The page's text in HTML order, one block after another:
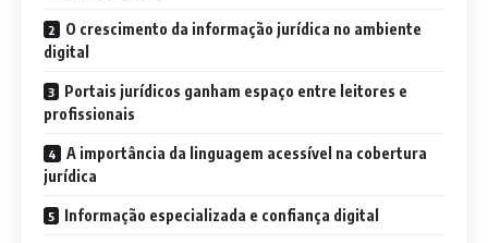
O crescimento da informação jurídica no ambiente
digital
Portais jurídicos ganham espaço entre leitores e
profissionais
A importância da linguagem acessível na cobertura
jurídica
Informação especializada e confiança digital